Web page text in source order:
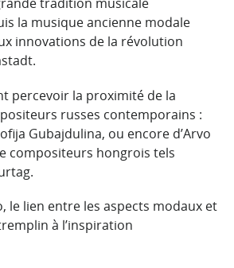
la musique ancienne modale
innovations de la révolution
percevoir la proximité de la
russes contemporains :
Gubajdulina, ou encore d’Arvo
compositeurs hongrois tels
le lien entre les aspects modaux et
à l’inspiration